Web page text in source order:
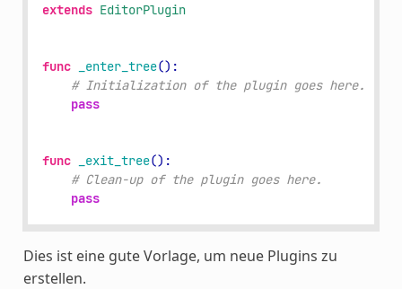
extends EditorPlugin
func _enter_tree():
# Initialization of the plugin goes here.
pass
func _exit_tree():
# Clean-up of the plugin goes here.
pass
Dies ist eine gute Vorlage, um neue Plugins zu
erstellen.